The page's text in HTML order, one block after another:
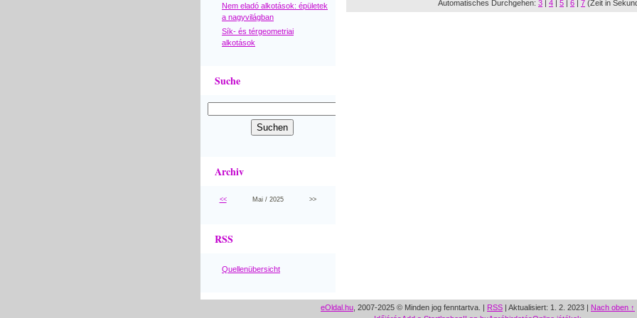
Nem eladó alkotások: épületek
a nagyvilágban
Sík- és térgeometriai
alkotások
Suche
Archiv
<< Mai / 2025 >>
RSS
Quellenübersicht
Automatisches Durchgehen: 3 | 4 | 5 | 6 | 7 (Zeit in
eOldal.hu , 2007-2025 © Minden jog fenntartva. | RSS | Aktualisiert: 1. 2. 2023 | Nach oben ↑